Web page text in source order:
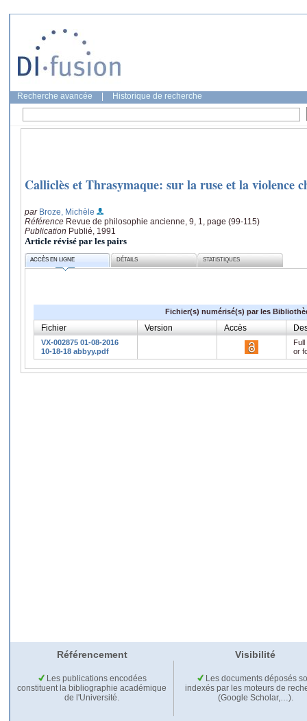
Recherche avancée Historique de recherche
Calliclès et Thrasymaque: sur la ruse et la violence
par Broze, Michèle
Référence Revue de philosophie ancienne, 9, 1, page (99-115)
Publication Publié, 1991
Article révisé par les pairs
ACCÈS EN LIGNE DÉTAILS STATISTIQUES
Fichier(s) numérisé(s) par les
Fichier Version Accès
VX-002875 01-08-2016
10-18-18 abbyy.pdf
or
Référencement Visibilité
Les publications encodées
constituent la bibliographie académique
de l'Université.
Les documents déposés
indexés par les moteurs de
(Google Scholar,…).